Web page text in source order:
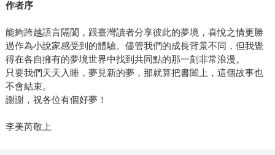
作者序
能夠跨越語言隔閡，跟臺灣讀者分享彼此的夢境，喜悅之情更勝
過作為小說家感受到的體驗。儘管我們的成長背景不同，但我覺
得在各自擁有的夢境世界中找到共同點的那一刻非常浪漫。
只要我們天天入睡，夢見新的夢，那就算把書闔上，這個故事也
不會結束。
謝謝，祝各位有個好夢！
李美芮敬上